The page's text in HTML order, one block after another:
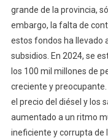
grande de la provincia,
embargo, la falta de
estos fondos ha llevado
subsidios. En 2024, se
los 100 mil millones de
creciente y
el precio del diésel y los
aumentado a un ritmo
ineficiente y corrupta de